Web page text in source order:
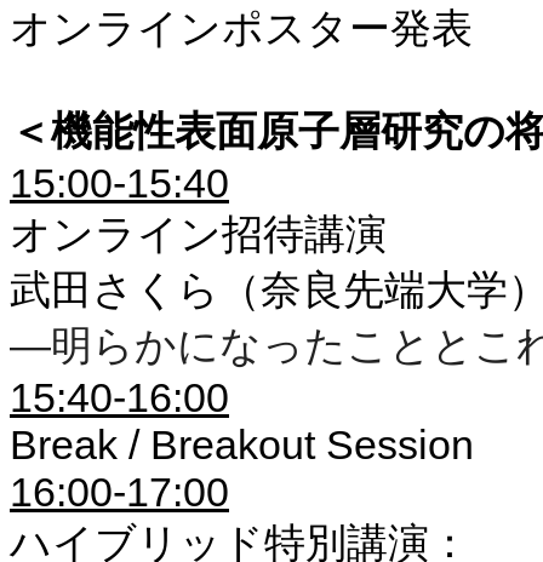
オンラインポスター発表
＜機能性表面原子層研究の
15:00-15:40
オンライン招待講演
武田さくら（奈良先端大学
―明らかになったこととこ
15:40-16:00
Break / Breakout Session
16:00-17:00
ハイブリッド特別講演：